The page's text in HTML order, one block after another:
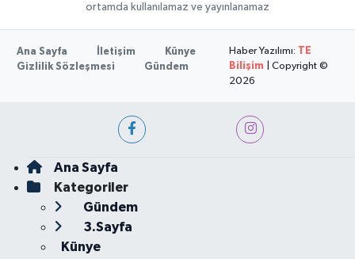
ortamda kullanılamaz ve yayınlanamaz
Ana Sayfa İletişim
Künye
Gizlilik Sözleşmesi
Gündem
Haber Yazılımı: TE
Bilişim | Copyright ©
2026
Ana Sayfa
Kategoriler
Gündem
3.Sayfa
Künye